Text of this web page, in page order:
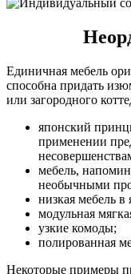
Единичная мебель
способна придать
или загородного
японский
применении
мебель,
необычными
низкая мебель в
модульная
узкие комоды;
полированная
Некоторые примеры